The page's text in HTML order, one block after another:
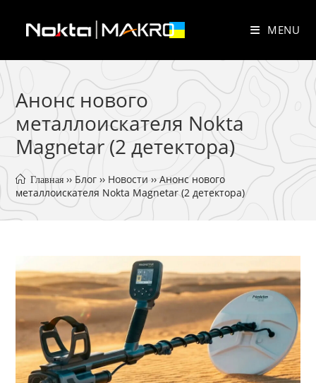
content
MENU
Анонс нового
металлоискателя Nokta
Magnetar (2 детектора)
Главная ›› Блог ›› Новости ›› Анонс нового
металлоискателя Nokta Magnetar (2 детектора)